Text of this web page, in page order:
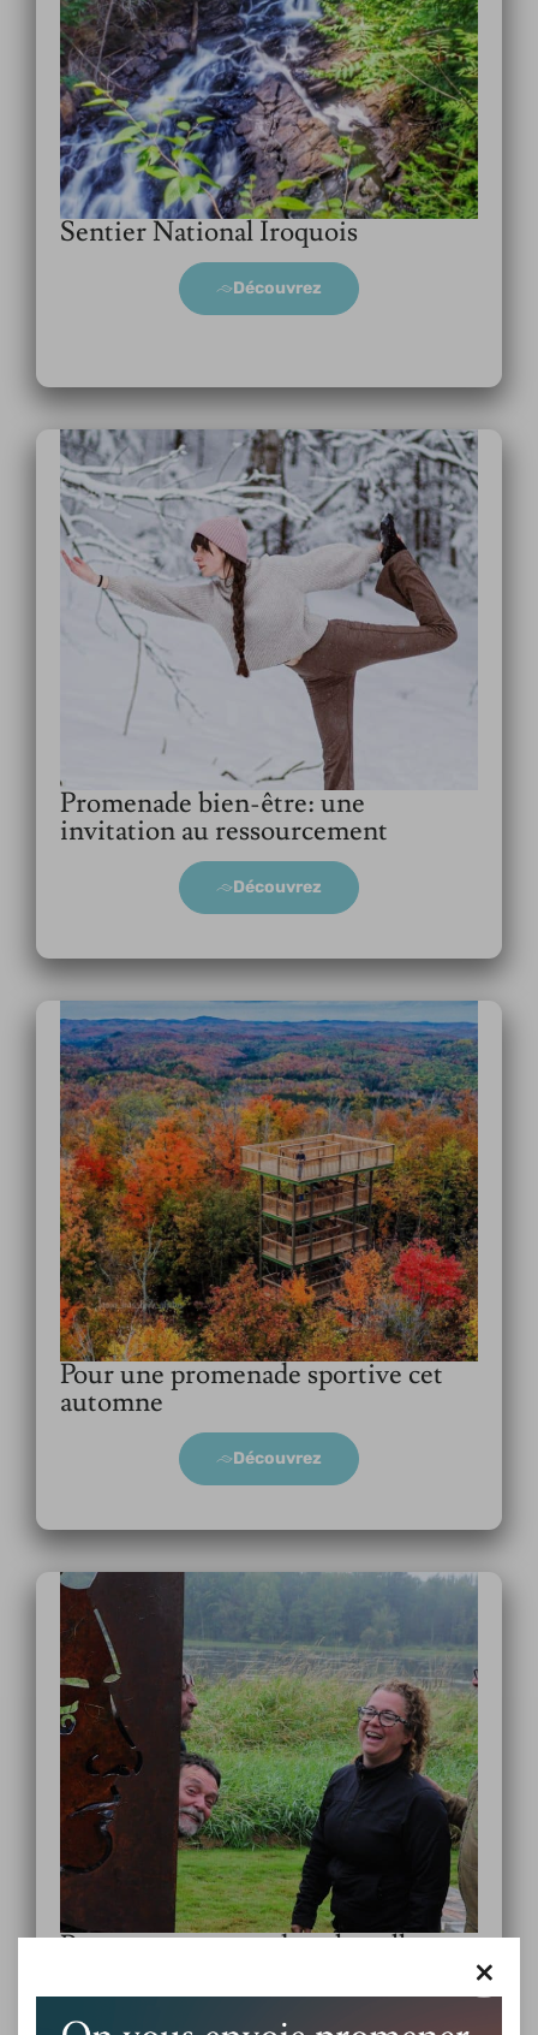
×
Sentier National Iroquois
Découvrez
Promenade bien-être: une
invitation au ressourcement
Découvrez
Pour une promenade sportive cet
automne
Découvrez
Pour une promenade culturelle
Découvrez